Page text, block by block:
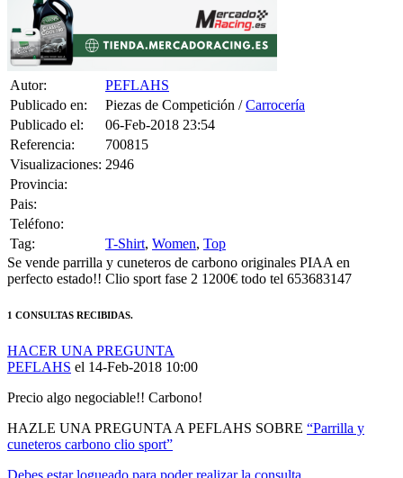
Autor:
PEFLAHS
Publicado en:
Piezas de Competición /Carrocería
Publicado el:
06-Feb-2018 23:54
Referencia:
700815
Visualizaciones: 2946
Provincia:
Pais:
Teléfono:
Tag:
T-Shirt, Women, Top
Se vende parrilla y cuneteros de carbono originales PIAA en
perfecto estado!! Clio sport fase 2 1200€ todo tel 653683147
1 CONSULTAS RECIBIDAS.
HACER UNA PREGUNTA
PEFLAHS el 14-Feb-2018 10:00
Precio algo negociable!! Carbono!
HAZLE UNA PREGUNTA A PEFLAHS SOBRE “Parrilla y
cuneteros carbono clio sport”
Debes estar logueado para poder realizar la consulta